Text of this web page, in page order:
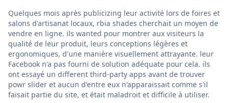
Quelques mois après publicizing leur activité lors de foires et
salons d'artisanat locaux, rbia shades cherchait un moyen de
vendre en ligne. ils wanted pour montrer aux visiteurs la
qualité de leur produit, leurs conceptions légères et
ergonomiques, d'une manière visuellement attrayante. leur
Facebook n'a pas fourni de solution adéquate pour cela. ils
ont essayé un different third-party apps avant de trouver
powr slider et aucun d'entre eux n'apparaissait comme s'il
faisait partie du site, et était maladroit et difficile à utiliser.